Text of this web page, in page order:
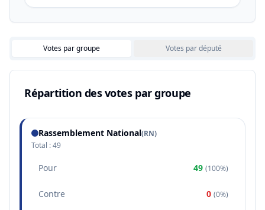
Votes par groupe Votes par député
Répartition des votes par groupe
Rassemblement National(RN)
Total :49
Pour 49 (100%)
Contre 0 (0%)